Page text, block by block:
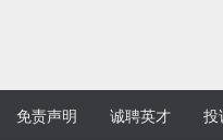
免责声明 诚聘英才 投